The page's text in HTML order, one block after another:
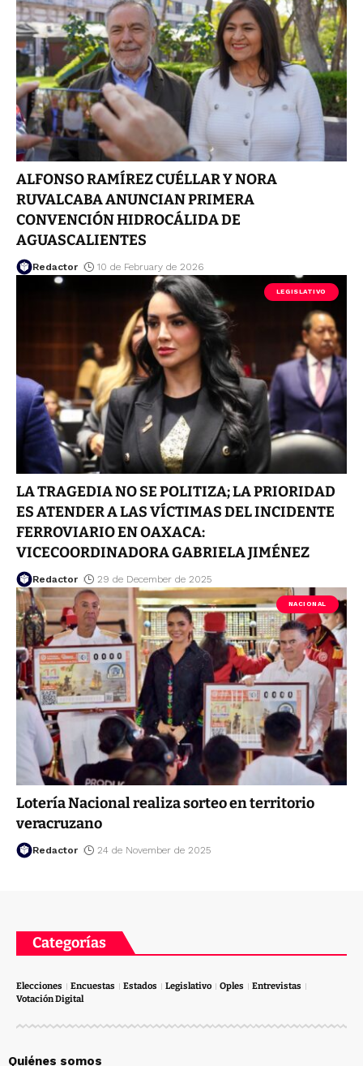
ALFONSO RAMÍREZ CUÉLLAR Y NORA
RUVALCABA ANUNCIAN PRIMERA
CONVENCIÓN HIDROCÁLIDA DE
AGUASCALIENTES
Redactor 10 de February de 2026
LEGISLATIVO
LA TRAGEDIA NO SE POLITIZA; LA PRIORIDAD
ES ATENDER A LAS VÍCTIMAS DEL INCIDENTE
FERROVIARIO EN OAXACA:
VICECOORDINADORA GABRIELA JIMÉNEZ
Redactor 29 de December de 2025
NACIONAL
Lotería Nacional realiza sorteo en territorio
veracruzano
Redactor 24 de November de 2025
Categorías
Elecciones Encuestas Estados Legislativo Oples
Entrevistas
Votación Digital
Quiénes somos